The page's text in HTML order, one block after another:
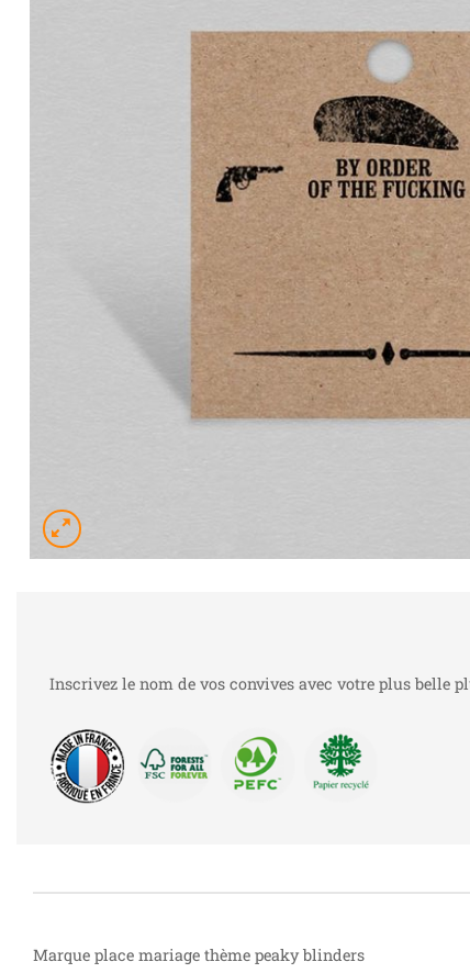
Inscrivez le nom de vos convives avec votre plus belle
Marque place mariage thème peaky blinders